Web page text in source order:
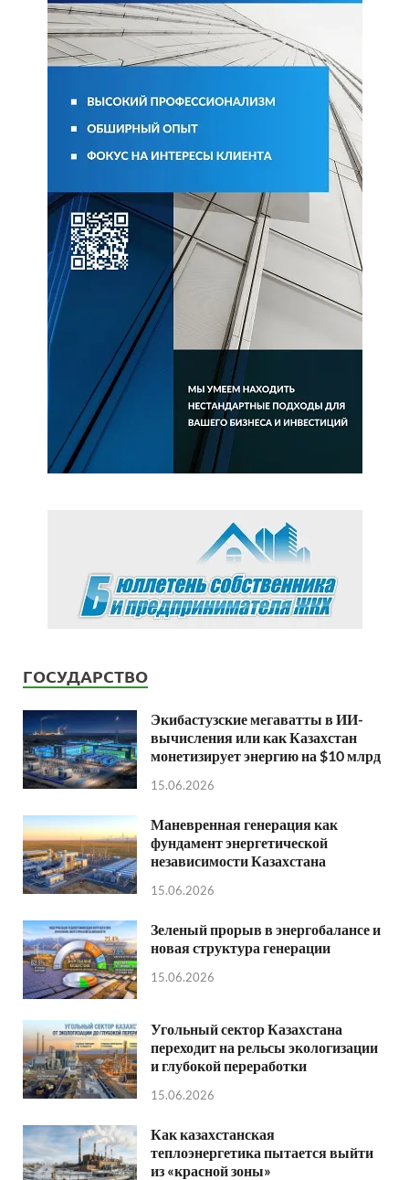
ГОСУДАРСТВО
Экибастузские мегаватты в ИИ-
вычисления или как Казахстан
монетизирует энергию на $10 млрд
15.06.2026
Маневренная генерация как
фундамент энергетической
независимости Казахстана
15.06.2026
Зеленый прорыв в энергобалансе и
новая структура генерации
15.06.2026
Угольный сектор Казахстана
переходит на рельсы экологизации
и глубокой переработки
15.06.2026
Как казахстанская
теплоэнергетика пытается выйти
из «красной зоны»